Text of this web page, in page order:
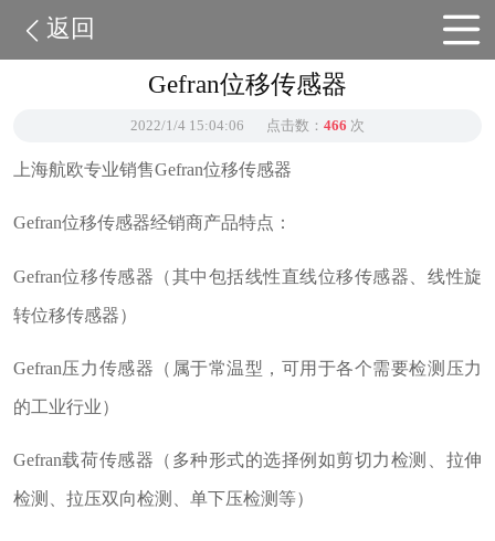
返回
Gefran位移传感器
2022/1/4 15:04:06 点击数： 466 次
上海航欧专业销售Gefran位移传感器
Gefran位移传感器经销商产品特点：
Gefran位移传感器（其中包括线性直线位移传感器、线性旋
转位移传感器）
Gefran压力传感器（属于常温型，可用于各个需要检测压力
的工业行业）
Gefran载荷传感器（多种形式的选择例如剪切力检测、拉伸
检测、拉压双向检测、单下压检测等）